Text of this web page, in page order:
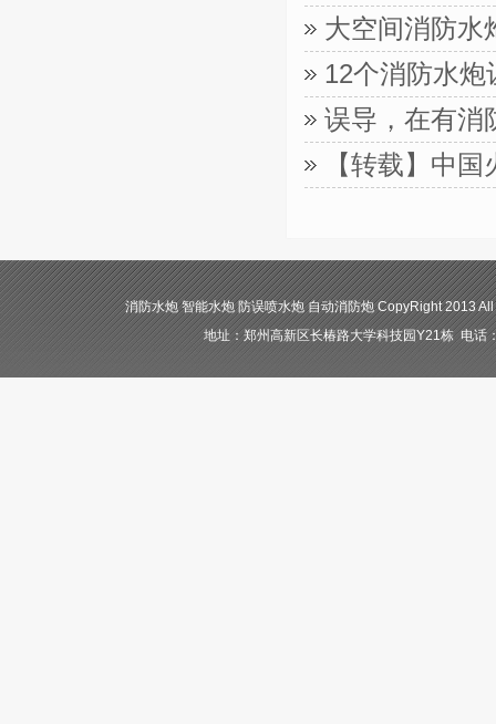
大空间消防水
12个消防水
误导，在有消
【转载】中
消防水炮 智能水炮 防误喷水炮 自动消防炮 CopyRight 2013
地址：郑州高新区长椿路大学科技园Y21栋 电